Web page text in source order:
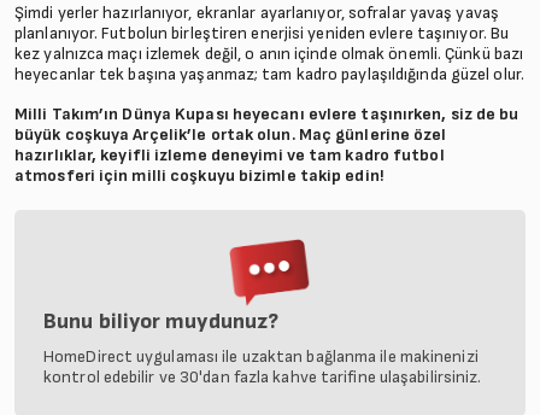
Şimdi yerler hazırlanıyor, ekranlar ayarlanıyor, sofralar yavaş yavaş
planlanıyor. Futbolun birleştiren enerjisi yeniden evlere taşınıyor. Bu
kez yalnızca maçı izlemek değil, o anın içinde olmak önemli. Çünkü bazı
heyecanlar tek başına yaşanmaz; tam kadro paylaşıldığında güzel olur.
Milli Takım’ın Dünya Kupası heyecanı evlere taşınırken, siz de bu
büyük coşkuya Arçelik’le ortak olun. Maç günlerine özel
hazırlıklar, keyifli izleme deneyimi ve tam kadro futbol
atmosferi için milli coşkuyu bizimle takip edin!
Bunu biliyor muydunuz?
HomeDirect uygulaması ile uzaktan bağlanma ile makinenizi
kontrol edebilir ve 30'dan fazla kahve tarifine ulaşabilirsiniz.